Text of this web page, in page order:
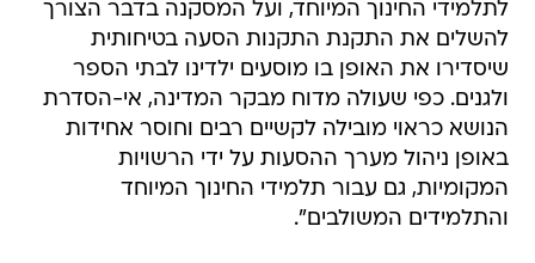
לתלמידי החינוך המיוחד, ועל המסקנה בדבר הצורך
להשלים את התקנת התקנות הסעה בטיחותית
שיסדירו את האופן בו מוסעים ילדינו לבתי הספר
ולגנים. כפי שעולה מדוח מבקר המדינה, אי-הסדרת
הנושא כראוי מובילה לקשיים רבים וחוסר אחידות
באופן ניהול מערך ההסעות על ידי הרשויות
המקומיות, גם עבור תלמידי החינוך המיוחד
והתלמידים המשולבים".